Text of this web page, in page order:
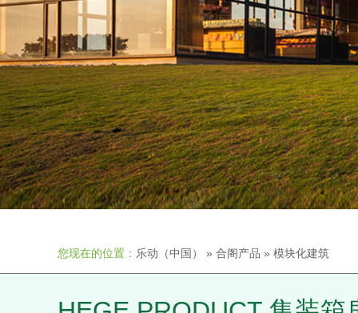
您现在的位置： 乐动（中国） » 合阁产品 » 模块化建筑